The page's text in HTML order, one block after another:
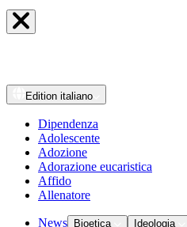
Edition italiano
Dipendenza
Adolescente
Adozione
Adorazione eucaristica
Affido
Allenatore
News Bioetica Ideologia